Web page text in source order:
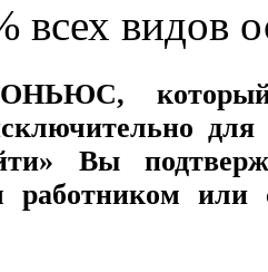
всех видов
,
для
Вы
или